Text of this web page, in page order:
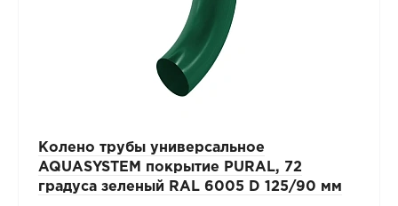
Колено трубы универсальное
AQUASYSTEM покрытие PURAL, 72
градуса зеленый RAL 6005 D 125/90 мм